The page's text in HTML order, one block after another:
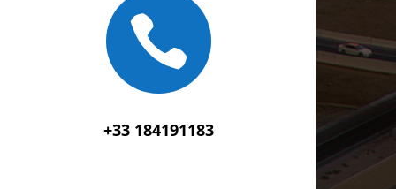

+33 184191183